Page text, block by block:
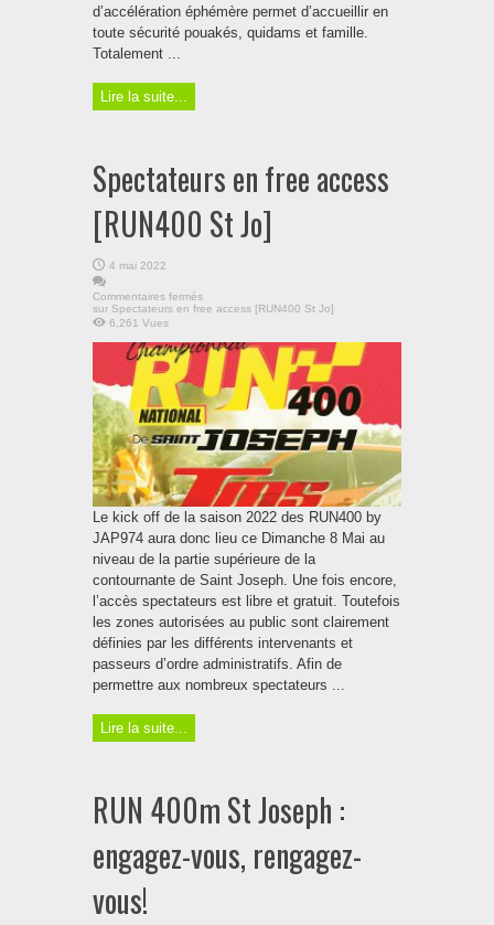
d’accélération éphémère permet d’accueillir en
toute sécurité pouakés, quidams et famille.
Totalement ...
Lire la suite...
Spectateurs en free access
[RUN400 St Jo]
4 mai 2022
Commentaires fermés
sur Spectateurs en free access [RUN400 St Jo]
6,261 Vues
Le kick off de la saison 2022 des RUN400 by
JAP974 aura donc lieu ce Dimanche 8 Mai au
niveau de la partie supérieure de la
contournante de Saint Joseph. Une fois encore,
l’accès spectateurs est libre et gratuit. Toutefois
les zones autorisées au public sont clairement
définies par les différents intervenants et
passeurs d’ordre administratifs. Afin de
permettre aux nombreux spectateurs ...
Lire la suite...
RUN 400m St Joseph :
engagez-vous, rengagez-
vous!